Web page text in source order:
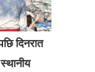
दिनरात